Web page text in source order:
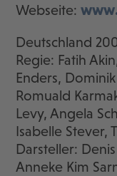
Webseite:
Deutschland
Regie: Fatih
Enders,
Romuald
Levy, Angela
Isabelle Stever,
Darsteller:
Anneke Kim